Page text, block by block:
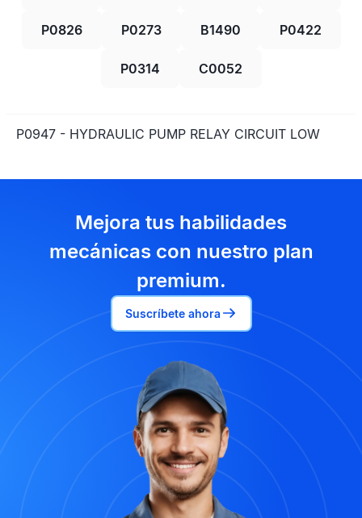
P0826 P0273 B1490 P0422
P0314 C0052
P0947 - HYDRAULIC PUMP RELAY CIRCUIT LOW
Mejora tus habilidades
mecánicas con nuestro plan
premium.
Suscríbete ahora